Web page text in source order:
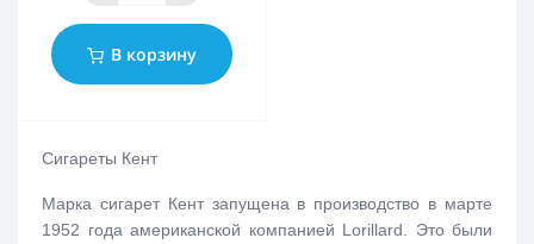
В корзину
Сигареты Кент
Марка сигарет Кент запущена в производство в марте
1952 года американской компанией Lorillard. Это были